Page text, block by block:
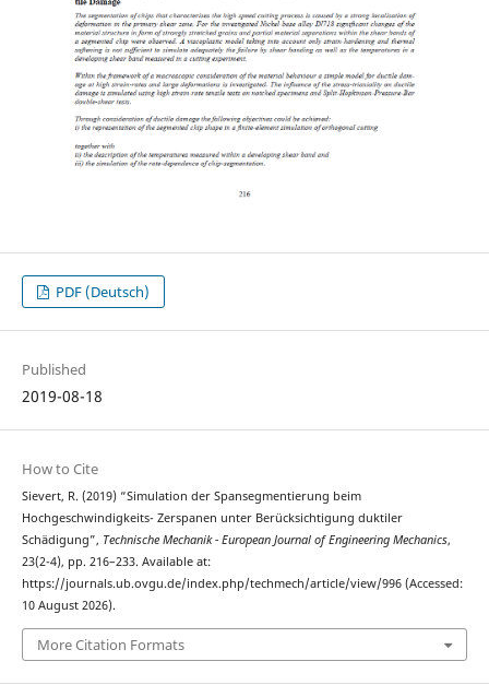
PDF (Deutsch)
Published
2019-08-18
How to Cite
Sievert, R. (2019) “Simulation der Spansegmentierung beim
Hochgeschwindigkeits- Zerspanen unter Berücksichtigung duktiler
Schädigung”, Technische Mechanik - European Journal of Engineering Mechanics,
23(2-4), pp. 216–233. Available at:
https://journals.ub.ovgu.de/index.php/techmech/article/view/996 (Accessed:
10 August 2026).
More Citation Formats